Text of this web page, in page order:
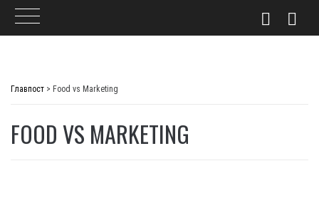
Главпост > Food vs Marketing
FOOD VS MARKETING